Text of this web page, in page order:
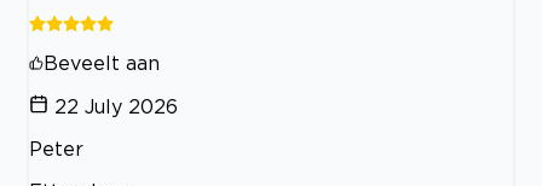
Beveelt aan
22 July 2026
Peter